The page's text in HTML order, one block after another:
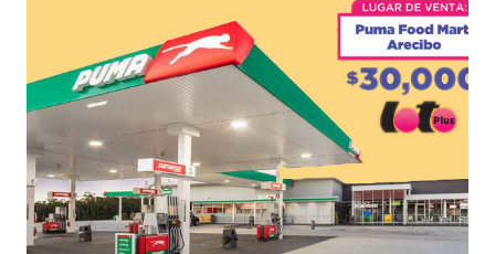
ganador fue vendido en la farmacia Yarimar de la
Urbanización Las Lomas en el Municipio de San Juan
¡Enhorabuena que lo disfrute!
...